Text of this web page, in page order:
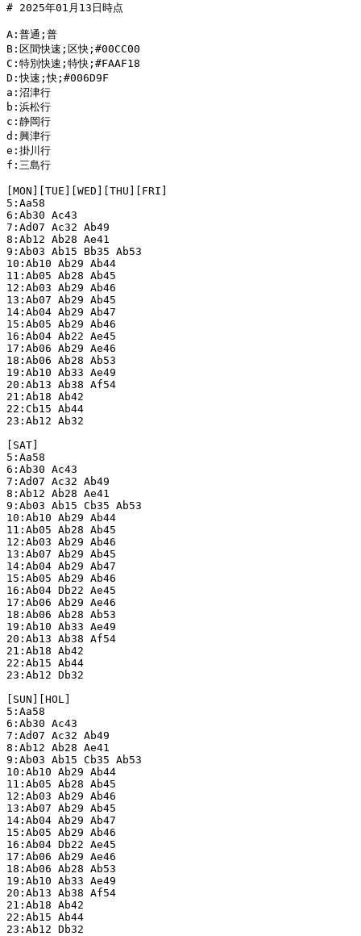
# 2025年01月13日時点
A:普通;普
B:区間快速;区快;#00CC00
C:特別快速;特快;#FAAF18
D:快速;快;#006D9F
a:沼津行
b:浜松行
c:静岡行
d:興津行
e:掛川行
f:三島行
[MON][TUE][WED][THU][FRI]
5:Aa58
6:Ab30 Ac43
7:Ad07 Ac32 Ab49
8:Ab12 Ab28 Ae41
9:Ab03 Ab15 Bb35 Ab53
10:Ab10 Ab29 Ab44
11:Ab05 Ab28 Ab45
12:Ab03 Ab29 Ab46
13:Ab07 Ab29 Ab45
14:Ab04 Ab29 Ab47
15:Ab05 Ab29 Ab46
16:Ab04 Ab22 Ae45
17:Ab06 Ab29 Ae46
18:Ab06 Ab28 Ab53
19:Ab10 Ab33 Ae49
20:Ab13 Ab38 Af54
21:Ab18 Ab42
22:Cb15 Ab44
23:Ab12 Ab32
[SAT]
5:Aa58
6:Ab30 Ac43
7:Ad07 Ac32 Ab49
8:Ab12 Ab28 Ae41
9:Ab03 Ab15 Cb35 Ab53
10:Ab10 Ab29 Ab44
11:Ab05 Ab28 Ab45
12:Ab03 Ab29 Ab46
13:Ab07 Ab29 Ab45
14:Ab04 Ab29 Ab47
15:Ab05 Ab29 Ab46
16:Ab04 Db22 Ae45
17:Ab06 Ab29 Ae46
18:Ab06 Ab28 Ab53
19:Ab10 Ab33 Ae49
20:Ab13 Ab38 Af54
21:Ab18 Ab42
22:Ab15 Ab44
23:Ab12 Db32
[SUN][HOL]
5:Aa58
6:Ab30 Ac43
7:Ad07 Ac32 Ab49
8:Ab12 Ab28 Ae41
9:Ab03 Ab15 Cb35 Ab53
10:Ab10 Ab29 Ab44
11:Ab05 Ab28 Ab45
12:Ab03 Ab29 Ab46
13:Ab07 Ab29 Ab45
14:Ab04 Ab29 Ab47
15:Ab05 Ab29 Ab46
16:Ab04 Db22 Ae45
17:Ab06 Ab29 Ae46
18:Ab06 Ab28 Ab53
19:Ab10 Ab33 Ae49
20:Ab13 Ab38 Af54
21:Ab18 Ab42
22:Ab15 Ab44
23:Ab12 Db32